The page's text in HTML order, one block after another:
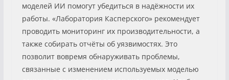
моделей ИИ помогут убедиться в надёжности их
работы. «Лаборатория Касперского» рекомендует
проводить мониторинг их производительности, а
также собирать отчёты об уязвимостях. Это
позволит вовремя обнаруживать проблемы,
связанные с изменением используемых моделью